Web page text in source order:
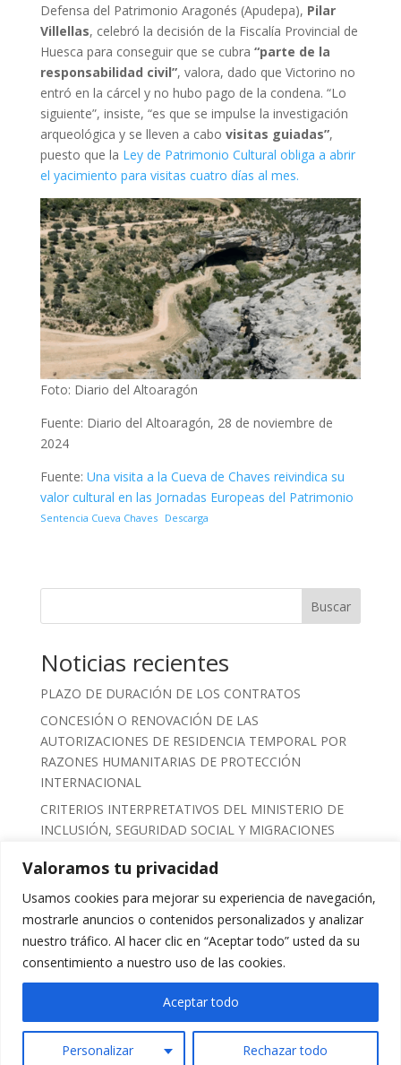
Valoramos tu privacidad
Usamos cookies para mejorar su experiencia de navegación,
mostrarle anuncios o contenidos personalizados y analizar
nuestro tráfico. Al hacer clic en “Aceptar todo” usted da su
consentimiento a nuestro uso de las cookies.
Personalizar Rechazar todo
Aceptar todo
Defensa del Patrimonio Aragonés (Apudepa), Pilar
Villellas, celebró la decisión de la Fiscalía Provincial de
Huesca para conseguir que se cubra “parte de la
responsabilidad civil”, valora, dado que Victorino no
entró en la cárcel y no hubo pago de la condena. “Lo
siguiente”, insiste, “es que se impulse la investigación
arqueológica y se lleven a cabo visitas guiadas”,
puesto que la Ley de Patrimonio Cultural obliga a abrir
el yacimiento para visitas cuatro días al mes.
Foto: Diario del Altoaragón
Fuente: Diario del Altoaragón, 28 de noviembre de
2024
Fuente: Una visita a la Cueva de Chaves reivindica su
valor cultural en las Jornadas Europeas del Patrimonio
Sentencia Cueva Chaves Descarga
Buscar
Noticias recientes
PLAZO DE DURACIÓN DE LOS CONTRATOS
CONCESIÓN O RENOVACIÓN DE LAS
AUTORIZACIONES DE RESIDENCIA TEMPORAL POR
RAZONES HUMANITARIAS DE PROTECCIÓN
INTERNACIONAL
CRITERIOS INTERPRETATIVOS DEL MINISTERIO DE
INCLUSIÓN, SEGURIDAD SOCIAL Y MIGRACIONES
CLAVES PARA MANTENER EL INGRESO MÍNIMO
VITAL
CERTIFICADO DE VULNERABILIDAD
Comentarios Recientes
No hay comentarios que mostrar.